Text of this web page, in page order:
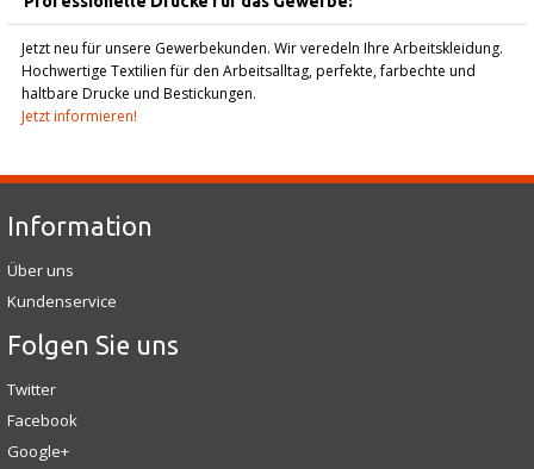
Jetzt neu für unsere Gewerbekunden. Wir veredeln Ihre Arbeitskleidung.
Hochwertige Textilien für den Arbeitsalltag, perfekte, farbechte und
haltbare Drucke und Bestickungen.
Jetzt informieren!
Information
Über uns
Kundenservice
Folgen Sie uns
Twitter
Facebook
Google+